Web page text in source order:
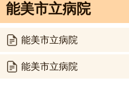
能美市立病院
能美市立病院
能美市立病院